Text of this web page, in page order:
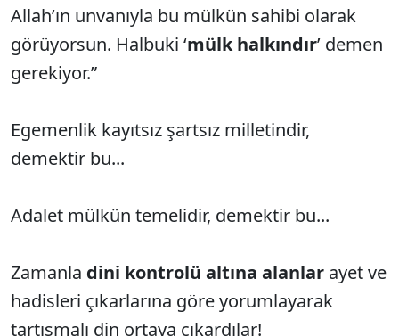
Allah’ın unvanıyla bu mülkün sahibi olarak
görüyorsun. Halbuki ‘mülk halkındır’ demen
gerekiyor.”
Egemenlik kayıtsız şartsız milletindir,
demektir bu...
Adalet mülkün temelidir, demektir bu...
Zamanla dini kontrolü altına alanlar ayet ve
hadisleri çıkarlarına göre yorumlayarak
tartışmalı din ortaya çıkardılar!